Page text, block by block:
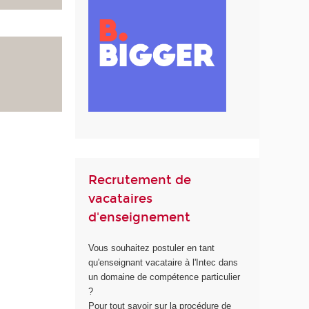
Recrutement de
vacataires
d'enseignement
Vous souhaitez postuler en tant
qu'enseignant vacataire à l'Intec dans
un domaine de compétence particulier
?
Pour tout savoir sur la procédure de